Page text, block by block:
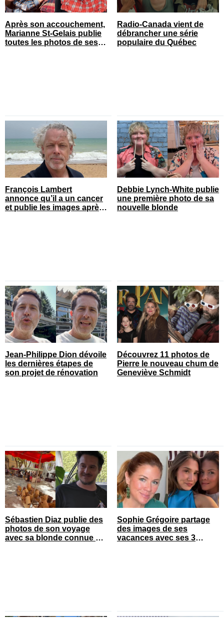
Après son accouchement,
Marianne St-Gelais publie
toutes les photos de ses
Radio-Canada vient de
débrancher une série
populaire du Québec
François Lambert
annonce qu’il a un cancer
et publie les images après
Debbie Lynch-White publie
une première photo de sa
nouvelle blonde
Jean-Philippe Dion dévoile
les dernières étapes de
son projet de rénovation
Découvrez 11 photos de
Pierre le nouveau chum de
Geneviève Schmidt
Sébastien Diaz publie des
photos de son voyage
avec sa blonde connue en
Sophie Grégoire partage
des images de ses
vacances avec ses 3